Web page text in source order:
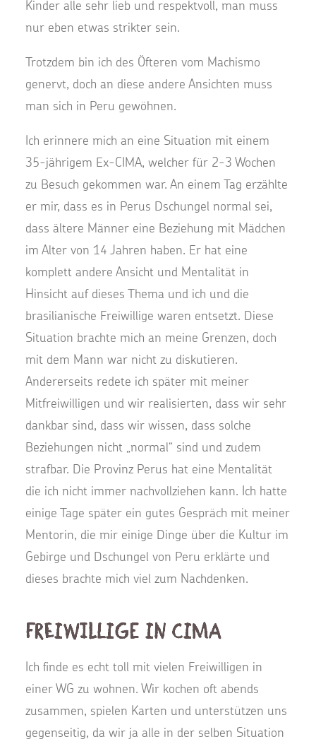
Kinder alle sehr lieb und respektvoll, man muss
nur eben etwas strikter sein.
Trotzdem bin ich des Öfteren vom Machismo
genervt, doch an diese andere Ansichten muss
man sich in Peru gewöhnen.
Ich erinnere mich an eine Situation mit einem
35-jährigem Ex-CIMA, welcher für 2-3 Wochen
zu Besuch gekommen war. An einem Tag erzählte
er mir, dass es in Perus Dschungel normal sei,
dass ältere Männer eine Beziehung mit Mädchen
im Alter von 14 Jahren haben. Er hat eine
komplett andere Ansicht und Mentalität in
Hinsicht auf dieses Thema und ich und die
brasilianische Freiwillige waren entsetzt. Diese
Situation brachte mich an meine Grenzen, doch
mit dem Mann war nicht zu diskutieren.
Andererseits redete ich später mit meiner
Mitfreiwilligen und wir realisierten, dass wir sehr
dankbar sind, dass wir wissen, dass solche
Beziehungen nicht „normal“ sind und zudem
strafbar. Die Provinz Perus hat eine Mentalität
die ich nicht immer nachvollziehen kann. Ich hatte
einige Tage später ein gutes Gespräch mit meiner
Mentorin, die mir einige Dinge über die Kultur im
Gebirge und Dschungel von Peru erklärte und
dieses brachte mich viel zum Nachdenken.
Freiwillige in CIMA
Ich finde es echt toll mit vielen Freiwilligen in
einer WG zu wohnen. Wir kochen oft abends
zusammen, spielen Karten und unterstützen uns
gegenseitig, da wir ja alle in der selben Situation